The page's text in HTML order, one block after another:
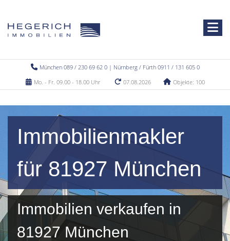
München 089 / 230 69 62 0 | Nürnberg / Fürth 0911 / 131 605 0
Mo. - Fr. 09.00 - 18.00 Uhr
07.08.2026 Objekte: 100
Immobilienmakler
für 81927 München
Immobilien verkaufen in
81927 München